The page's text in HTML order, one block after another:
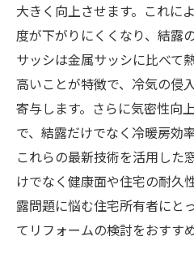
大きく向上させます。これに
度が下がりにくくなり、結露
サッシは金属サッシに比べて
高いことが特徴で、冷気の侵
寄与します。さらに気密性向
で、結露だけでなく冷暖房効
これらの最新技術を活用した
けでなく健康面や住宅の耐久
露問題に悩む住宅所有者にと
てリフォームの検討をおすす